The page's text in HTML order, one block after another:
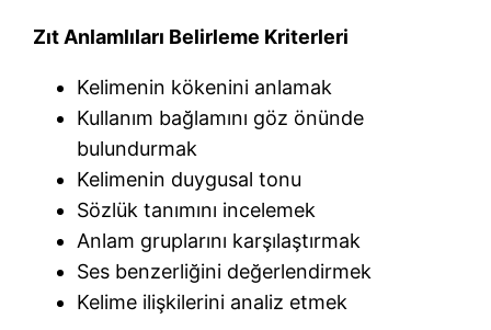
Zıt Anlamlıları Belirleme Kriterleri
Kelimenin kökenini anlamak
Kullanım bağlamını göz önünde
bulundurmak
Kelimenin duygusal tonu
Sözlük tanımını incelemek
Anlam gruplarını karşılaştırmak
Ses benzerliğini değerlendirmek
Kelime ilişkilerini analiz etmek